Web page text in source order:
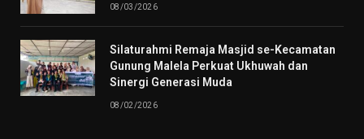
08/03/2026
Silaturahmi Remaja Masjid se-Kecamatan
Gunung Malela Perkuat Ukhuwah dan
Sinergi Generasi Muda
08/02/2026